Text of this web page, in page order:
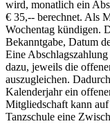
wird, monatlich ein
€ 35,-- berechnet. Als
Wochentag kündigen.
Bekanntgabe, Datum
Eine
dazu, jeweils die
auszugleichen.
Kalenderjahr ein
Mitgliedschaft kann
Tanzschule eine